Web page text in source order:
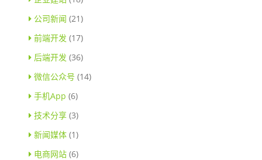
公司新闻 (21)
前端开发 (17)
后端开发 (36)
微信公众号 (14)
手机App (6)
技术分享 (3)
新闻媒体 (1)
电商网站 (6)